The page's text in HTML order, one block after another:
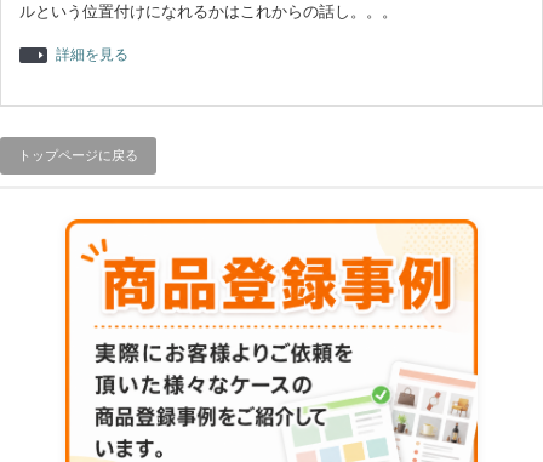
ルという位置付けになれるかはこれからの話し。。。
詳細を見る
トップページに戻る